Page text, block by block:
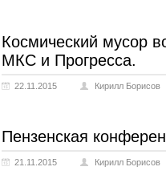
Космический мусор
МКС и Прогресса.
22.11.2015 Кирилл Борисов
Пензенская
21.11.2015 Кирилл Борисов